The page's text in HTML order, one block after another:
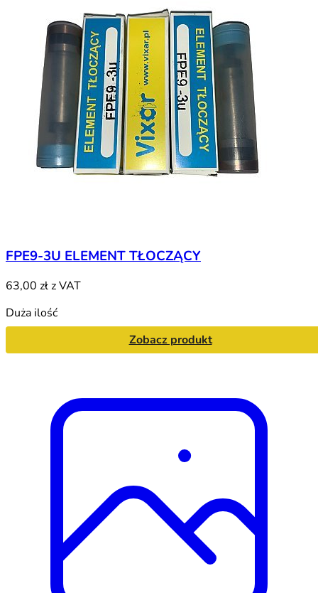
FPE9-3U ELEMENT TŁOCZĄCY
63,00 złz VAT
Duża ilość
Zobacz produkt